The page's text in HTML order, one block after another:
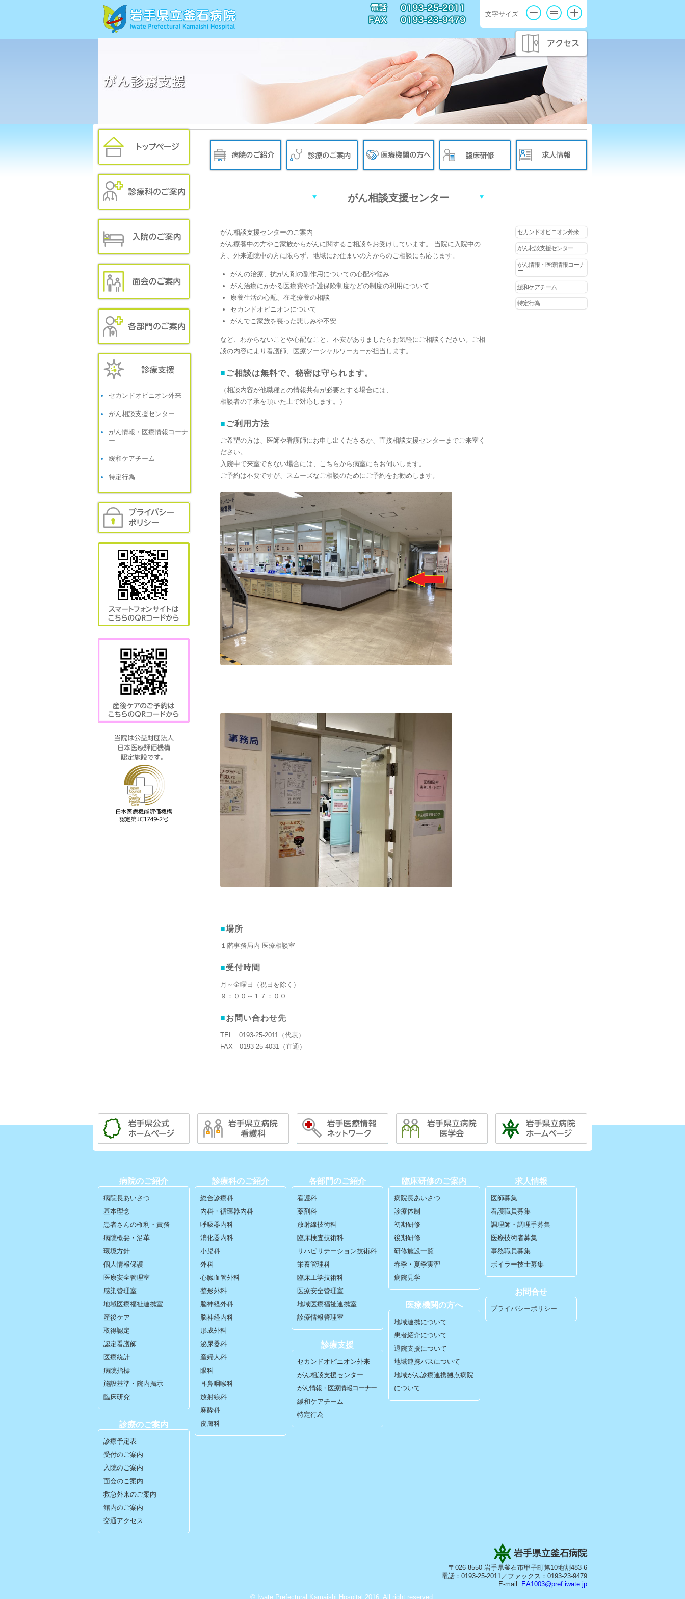
文字サイズ
セカンドオピニオン外来
がん相談支援センター
がん情報・医療情報コーナ
ー
緩和ケアチーム
特定行為
がん相談支援センター
がん相談支援センターのご案内
がん療養中の方やご家族からがんに関するご相談をお受けしています。 当院に入院中の
方、外来通院中の方に限らず、地域にお住まいの方からのご相談にも応じます。
がんの治療、抗がん剤の副作用についての心配や悩み
がん治療にかかる医療費や介護保険制度などの制度の利用について
療養生活の心配、在宅療養の相談
セカンドオピニオンについて
がんでご家族を喪った悲しみや不安
など、わからないことや心配なこと、不安がありましたらお気軽にご相談ください。ご相
談の内容により看護師、医療ソーシャルワーカーが担当します。
ご相談は無料で、秘密は守られます。
（相談内容が他職種との情報共有が必要とする場合には、
相談者の了承を頂いた上で対応します。）
ご利用方法
ご希望の方は、医師や看護師にお申し出くださるか、直接相談支援センターまでご来室く
ださい。
入院中で来室できない場合には、こちらから病室にもお伺いします。
ご予約は不要ですが、スムーズなご相談のためにご予約をお勧めします。
場所
１階事務局内 医療相談室
受付時間
月～金曜日（祝日を除く）
９：００～１７：００
お問い合わせ先
TEL 0193-25-2011（代表）
FAX 0193-25-4031（直通）
セカンドオピニオン外来
がん相談支援センター
がん情報・医療情報コーナ
ー
緩和ケアチーム
特定行為
病院のご紹介
病院長あいさつ
基本理念
患者さんの権利・責務
病院概要・沿革
環境方針
個人情報保護
医療安全管理室
感染管理室
地域医療福祉連携室
産後ケア
取得認定
認定看護師
医療統計
病院指標
施設基準・院内掲示
臨床研究
診療のご案内
診療予定表
受付のご案内
入院のご案内
面会のご案内
救急外来のご案内
館内のご案内
交通アクセス
診療科のご紹介
総合診療科
内科・循環器内科
呼吸器内科
消化器内科
小児科
外科
心臓血管外科
整形外科
脳神経外科
脳神経内科
形成外科
泌尿器科
産婦人科
眼科
耳鼻咽喉科
放射線科
麻酔科
皮膚科
各部門のご紹介
看護科
薬剤科
放射線技術科
臨床検査技術科
リハビリテーション技術科
栄養管理科
臨床工学技術科
医療安全管理室
地域医療福祉連携室
診療情報管理室
診療支援
セカンドオピニオン外来
がん相談支援センター
がん情報・医療情報コーナー
緩和ケアチーム
特定行為
臨床研修のご案内
病院長あいさつ
診療体制
初期研修
後期研修
研修施設一覧
春季・夏季実習
病院見学
医療機関の方へ
地域連携について
患者紹介について
退院支援について
地域連携パスについて
地域がん診療連携拠点病院
について
求人情報
医師募集
看護職員募集
調理師・調理手募集
医療技術者募集
事務職員募集
ボイラー技士募集
お問合せ
プライバシーポリシー
岩手県立釜石病院
〒026-8550 岩手県釜石市甲子町第10地割483-6
電話：0193-25-2011／ファックス：0193-23-9479
E-mail: EA1003@pref.iwate.jp
© Iwate Prefectural Kamaishi Hospital 2016. All right reserved.